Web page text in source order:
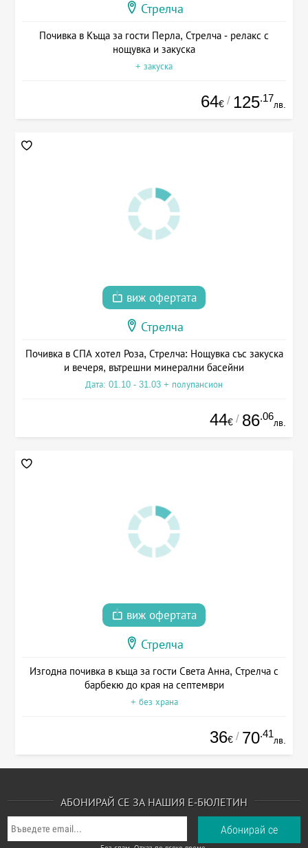
Стрелча
Почивка в Къща за гости Перла, Стрелча - релакс с
нощувка и закуска
+ закуска
64€ / 125.17
лв.
виж офертата
Стрелча
Почивка в СПА хотел Роза, Стрелча: Нощувка със закуска
и вечеря, вътрешни минерални басейни
Дата: 01.10 - 31.03 + полупансион
44€ / 86.06
лв.
виж офертата
Стрелча
Изгодна почивка в къща за гости Света Анна, Стрелча с
барбекю до края на септември
+ без храна
36€ / 70.41
лв.
АБОНИРАЙ СЕ ЗА НАШИЯ Е-БЮЛЕТИН